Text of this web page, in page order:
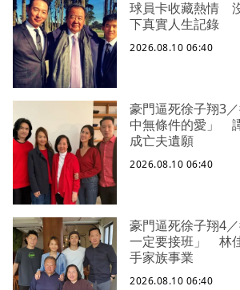
球員卡收藏熱情
下真實人生記錄
2026.08.10 06:40
豪門逼死徐子翔3
中無條件的愛」
成亡夫遺願
2026.08.10 06:40
豪門逼死徐子翔4
一定要接班」 林
手家族事業
2026.08.10 06:40